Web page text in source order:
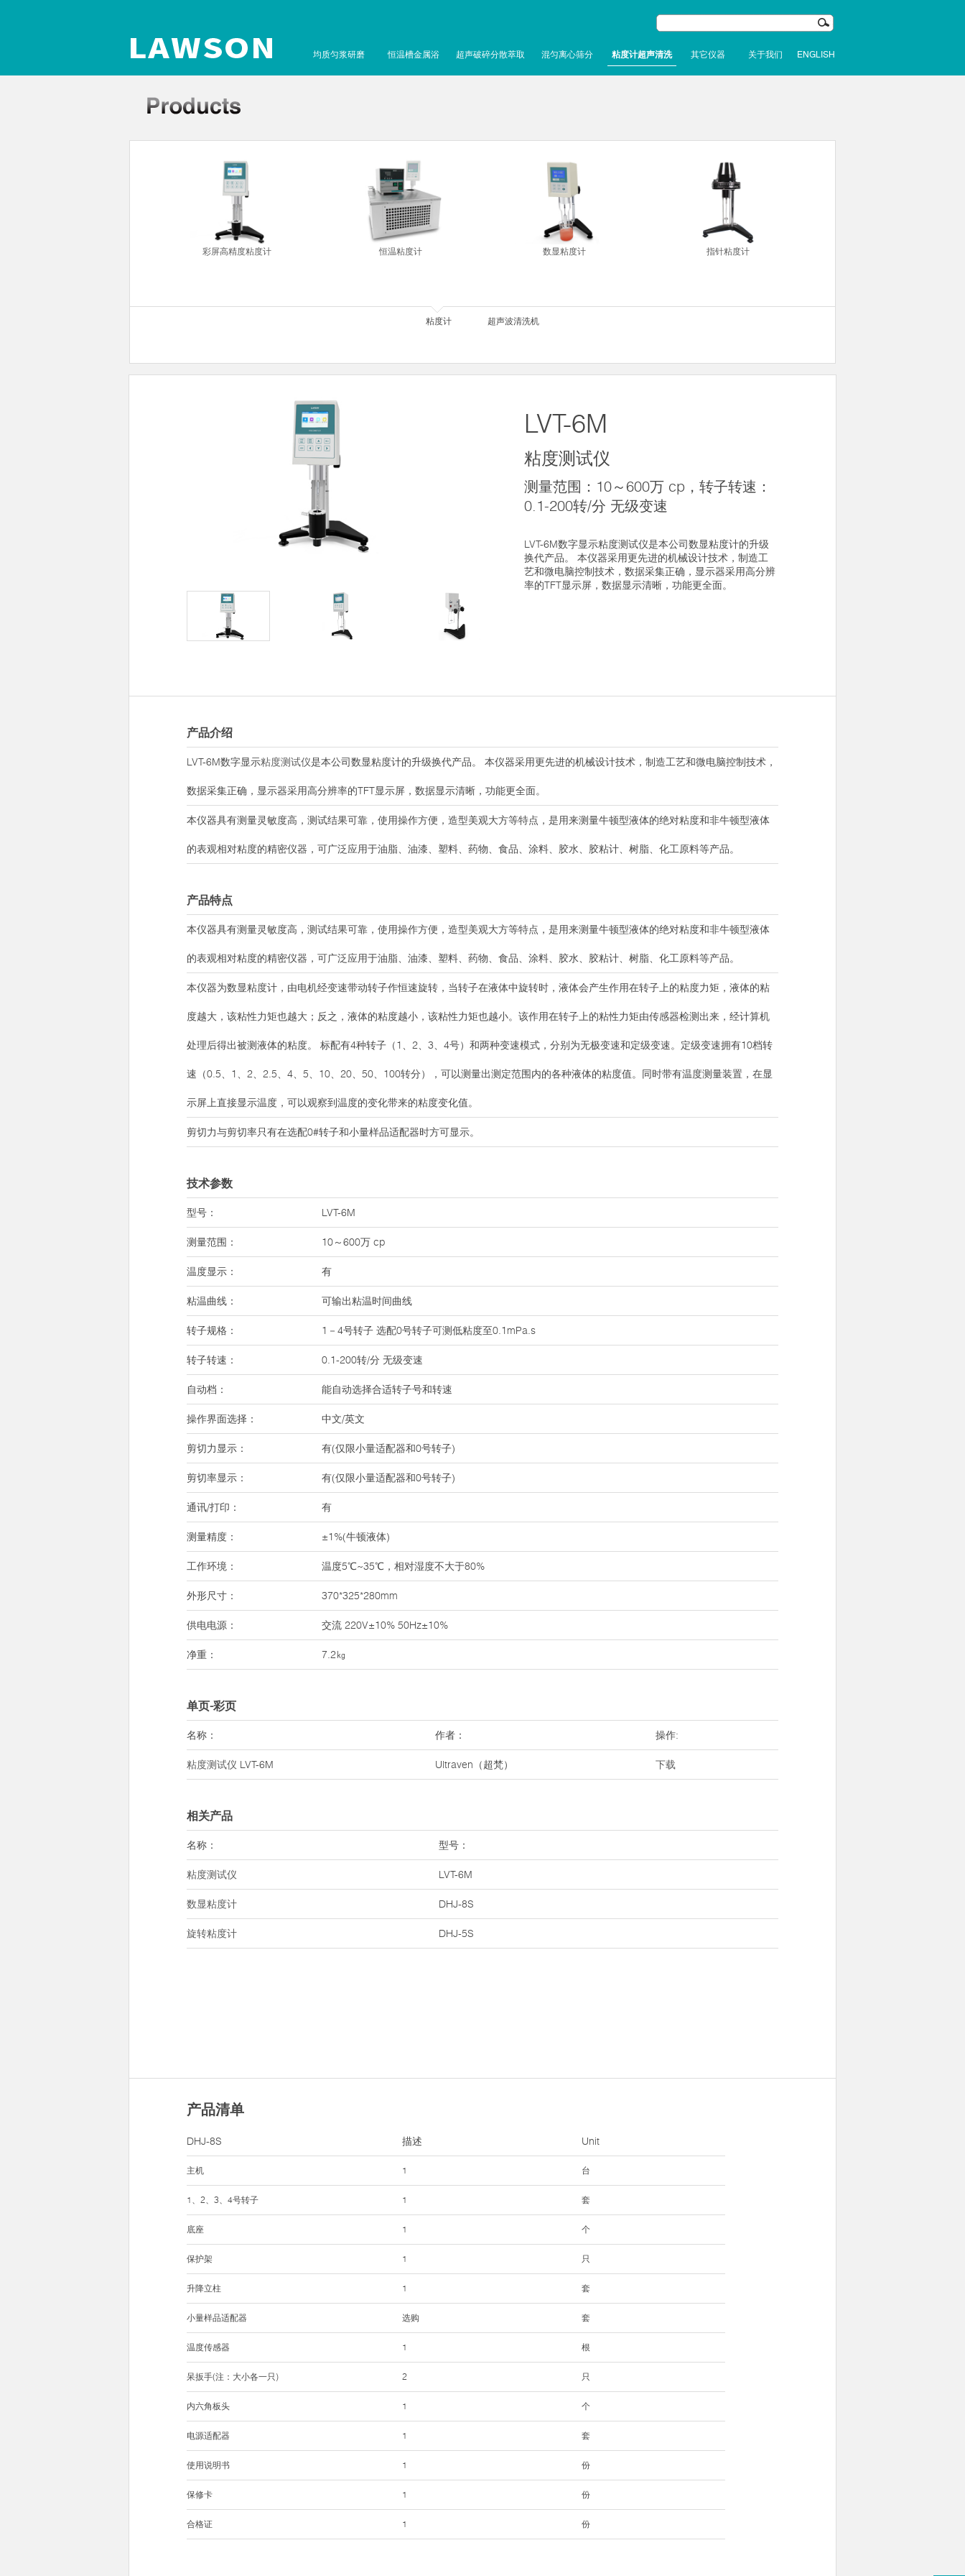
均质匀浆研磨 恒温槽金属浴 超声破碎分散萃取 混匀离心筛分 粘度计超声清洗 其它仪器 关于我们 ENGLISH
彩屏高精度粘度计 恒温粘度计 数显粘度计 指针粘度计
粘度计 超声波清洗机
LVT-6M
粘度测试仪
测量范围：10～600万 cp，转子转速：
0.1-200转/分 无级变速
LVT-6M数字显示粘度测试仪是本公司数显粘度计的升级
换代产品。 本仪器采用更先进的机械设计技术，制造工
艺和微电脑控制技术，数据采集正确，显示器采用高分辨
率的TFT显示屏，数据显示清晰，功能更全面。
产品介绍
LVT-6M数字显示粘度测试仪是本公司数显粘度计的升级换代产品。 本仪器采用更先进的机械设计技术，制造工艺和微电脑控制技术，
数据采集正确，显示器采用高分辨率的TFT显示屏，数据显示清晰，功能更全面。
本仪器具有测量灵敏度高，测试结果可靠，使用操作方便，造型美观大方等特点，是用来测量牛顿型液体的绝对粘度和非牛顿型液体
的表观相对粘度的精密仪器，可广泛应用于油脂、油漆、塑料、药物、食品、涂料、胶水、胶粘计、树脂、化工原料等产品。
产品特点
本仪器具有测量灵敏度高，测试结果可靠，使用操作方便，造型美观大方等特点，是用来测量牛顿型液体的绝对粘度和非牛顿型液体
的表观相对粘度的精密仪器，可广泛应用于油脂、油漆、塑料、药物、食品、涂料、胶水、胶粘计、树脂、化工原料等产品。
本仪器为数显粘度计，由电机经变速带动转子作恒速旋转，当转子在液体中旋转时，液体会产生作用在转子上的粘度力矩，液体的粘
度越大，该粘性力矩也越大；反之，液体的粘度越小，该粘性力矩也越小。该作用在转子上的粘性力矩由传感器检测出来，经计算机
处理后得出被测液体的粘度。 标配有4种转子（1、2、3、4号）和两种变速模式，分别为无极变速和定级变速。定级变速拥有10档转
速（0.5、1、2、2.5、4、5、10、20、50、100转分），可以测量出测定范围内的各种液体的粘度值。同时带有温度测量装置，在显
示屏上直接显示温度，可以观察到温度的变化带来的粘度变化值。
剪切力与剪切率只有在选配0#转子和小量样品适配器时方可显示。
技术参数
型号： LVT-6M
测量范围： 10～600万 cp
温度显示： 有
粘温曲线： 可输出粘温时间曲线
转子规格： 1－4号转子 选配0号转子可测低粘度至0.1mPa.s
转子转速： 0.1-200转/分 无级变速
自动档： 能自动选择合适转子号和转速
操作界面选择： 中文/英文
剪切力显示： 有(仅限小量适配器和0号转子)
剪切率显示： 有(仅限小量适配器和0号转子)
通讯/打印： 有
测量精度： ±1%(牛顿液体)
工作环境： 温度5℃~35℃，相对湿度不大于80%
外形尺寸： 370*325*280mm
供电电源： 交流 220V±10% 50Hz±10%
净重： 7.2㎏
单页-彩页
名称： 作者： 操作:
粘度测试仪 LVT-6M Ultraven（超梵） 下载
相关产品
名称： 型号：
粘度测试仪 LVT-6M
数显粘度计 DHJ-8S
旋转粘度计 DHJ-5S
产品清单
DHJ-8S Unit
主机 台
1、2、3、4号转子 套
底座 个
保护架 只
升降立柱 套
小量样品适配器 套
温度传感器 根
呆扳手(注：大小各一只) 只
内六角板头 个
电源适配器 套
使用说明书 份
保修卡 份
合格证 份
描述
1
1
1
1
1
选购
1
2
1
1
1
1
1